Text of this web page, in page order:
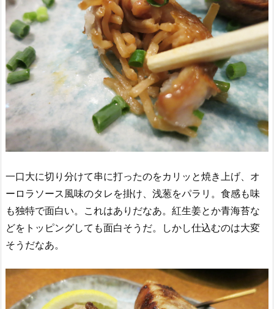
一口大に切り分けて串に打ったのをカリッと焼き上げ、オ
ーロラソース風味のタレを掛け、浅葱をパラリ。食感も味
も独特で面白い。これはありだなあ。紅生姜とか青海苔な
どをトッピングしても面白そうだ。しかし仕込むのは大変
そうだなあ。